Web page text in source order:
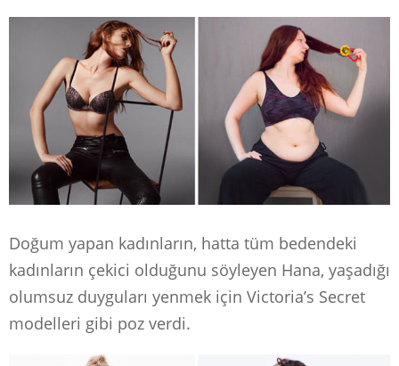
Doğum yapan kadınların, hatta tüm bedendeki
kadınların çekici olduğunu söyleyen Hana, yaşadığı
olumsuz duyguları yenmek için Victoria’s Secret
modelleri gibi poz verdi.